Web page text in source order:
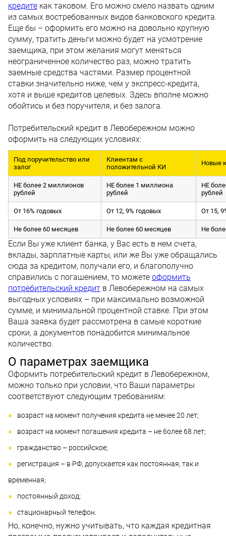
кредите как таковом. Его можно смело назвать одним
из самых востребованных видов банковского кредита.
Еще бы – оформить его можно на довольно крупную
сумму, тратить деньги можно будет на усмотрение
заемщика, при этом желания могут меняться
неограниченное количество раз, можно тратить
заемные средства частями. Размер процентной
ставки значительно ниже, чем у экспресс-кредита,
хотя и выше кредитов целевых. Здесь вполне можно
обойтись и без поручителя, и без залога.
Потребительский кредит в Левобережном можно
оформить на следующих условиях:
Под поручительство или
залог
Клиентам с
положительной КИ
Новые
НЕ более 2 миллионов
рублей
НЕ более 1 миллиона
рублей
НЕ
рублей
От 16% годовых От 12, 9% годовых От 15,
Не более 60 месяцев Не более 60 месяцев Не
Если Вы уже клиент банка, у Вас есть в нем счета,
вклады, зарплатные карты, или же Вы уже обращались
сюда за кредитом, получали его, и благополучно
справились с погашением, то можете оформить
потребительский кредит в Левобережном на самых
выгодных условиях – при максимально возможной
сумме, и минимальной процентной ставке. При этом
Ваша заявка будет рассмотрена в самые короткие
сроки, а документов понадобится минимальное
количество.
О параметрах заемщика
Оформить потребительский кредит в Левобережном,
можно только при условии, что Ваши параметры
соответствуют следующим требованиям:
возраст на момент получения кредита не менее 20 лет;
возраст на момент погашения кредита – не более 68 лет;
гражданство – российское;
регистрация – в РФ, допускается как постоянная, так и
временная;
постоянный доход;
стационарный телефон.
Но, конечно, нужно учитывать, что каждая кредитная